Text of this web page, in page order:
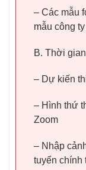
– Các mẫu
mẫu công
B. Thời
– Dự kiến
– Hình thứ
Zoom
– Nhập
tuyển chính